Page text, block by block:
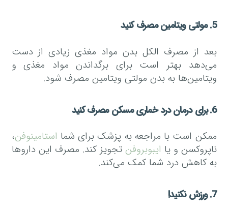
5. مولتی ویتامین مصرف کنید
بعد از مصرف الکل بدن مواد مغذی زیادی از دست
می‌دهد بهتر است برای برگداندن مواد مغذی و
ویتامین‌ها به بدن مولتی ویتامین مصرف شود.
6. برای درمان درد خماری مسکن مصرف کنید
ممکن است با مراجعه به پزشک برای شما استامینوفن،
ناپروکسن و یا ایبوبروفن تجویز کند. مصرف این دارو‌ها
به کاهش درد شما کمک می‌کند.
7. ورزش نکنید!